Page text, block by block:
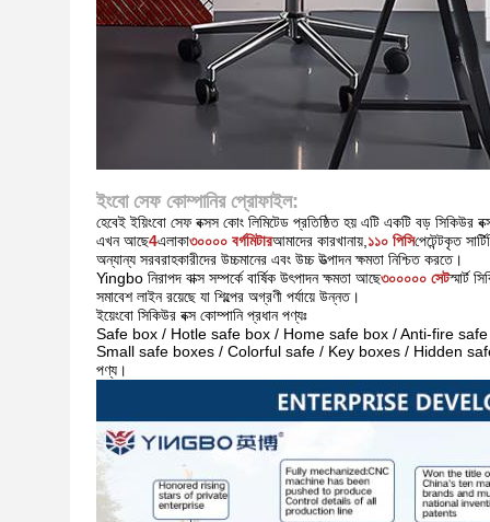
ইংবো সেফ কোম্পানির প্রোফাইল:
হেবেই ইয়িংবো সেফ বক্সস কোং লিমিটেড প্রতিষ্ঠিত হয় এটি একটি বড় সিকিউর
এখন আছে4এলাকা৩০০০০ বর্গমিটারআমাদের কারখানায়, ১১০ পিসিপেটেন্টকৃত
অন্যান্য সরবরাহকারীদের উচ্চমানের এবং উচ্চ উত্পাদন ক্ষমতা নিশ্চিত করতে।
Yingbo নিরাপদ বাক্স সম্পর্কে বার্ষিক উৎপাদন ক্ষমতা আছে৩০০০০০ সেটস্মার্ট
সমাবেশ লাইন রয়েছে যা শিল্পের অগ্রণী পর্যায়ে উন্নত।
ইয়েংবো সিকিউর বক্স কোম্পানি প্রধান পণ্যঃ
Safe box / Hotle safe box / Home safe box / Anti-fire
Small safe boxes / Colorful safe / Key boxes / Hidden
পণ্য।